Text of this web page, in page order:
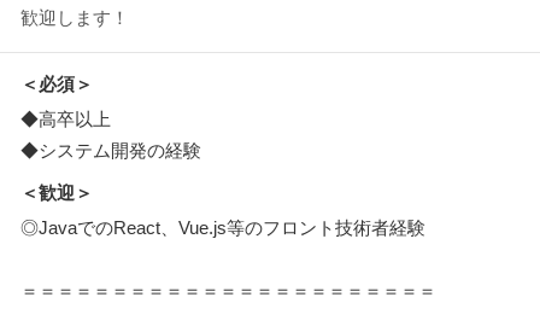
歓迎します！
＜必須＞
◆高卒以上
◆システム開発の経験
＜歓迎＞
◎JavaでのReact、Vue.js等のフロント技術者経験
＝＝＝＝＝＝＝＝＝＝＝＝＝＝＝＝＝＝＝＝＝＝＝